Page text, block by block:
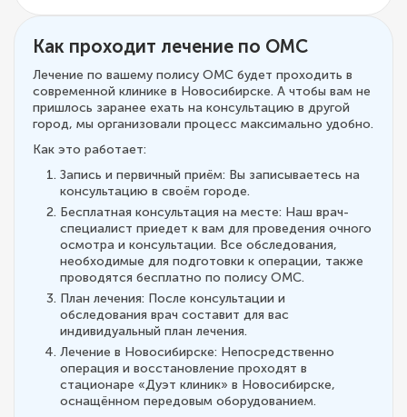
Как проходит лечение по ОМС
Лечение по вашему полису ОМС будет проходить в
современной клинике в Новосибирске. А чтобы вам не
пришлось заранее ехать на консультацию в другой
город, мы организовали процесс максимально удобно.
Как это работает:
Запись и первичный приём: Вы записываетесь на
консультацию в своём городе.
Бесплатная консультация на месте: Наш врач-
специалист приедет к вам для проведения очного
осмотра и консультации. Все обследования,
необходимые для подготовки к операции, также
проводятся бесплатно по полису ОМС.
План лечения: После консультации и
обследования врач составит для вас
индивидуальный план лечения.
Лечение в Новосибирске: Непосредственно
операция и восстановление проходят в
стационаре «Дуэт клиник» в Новосибирске,
оснащённом передовым оборудованием.